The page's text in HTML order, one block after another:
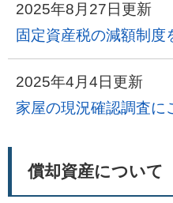
2025年8月27日更新
固定資産税の減額制度
2025年4月4日更新
家屋の現況確認調査に
償却資産について